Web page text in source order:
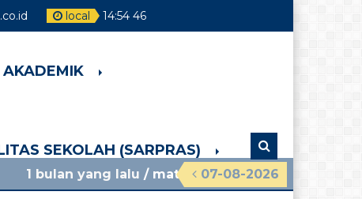
local 14:54 47
AKADEMIK
SEKOLAH (SARPRAS)
07-08-2026
lalu/ materi sosialisasi mpls ramah 2026 smpn 4